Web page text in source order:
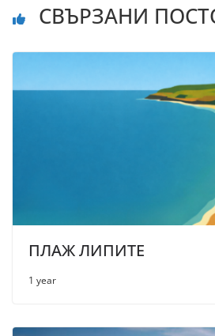
СВЪРЗАНИ
ПЛАЖ ЛИПИТЕ
1 year